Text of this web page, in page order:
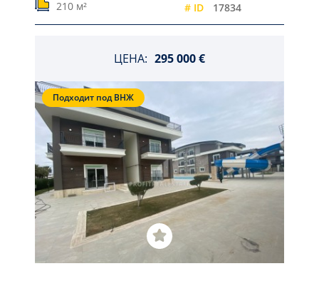
210 м²
# ID 17834
ЦЕНА: 295 000 €
Подходит под ВНЖ